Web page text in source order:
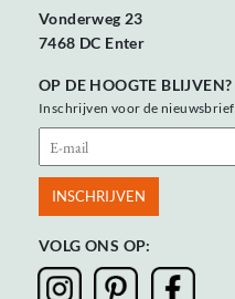
Vonderweg 23
7468 DC Enter
OP DE HOOGTE BLIJVEN?
Inschrijven voor de nieuwsbrief
VOLG ONS OP: